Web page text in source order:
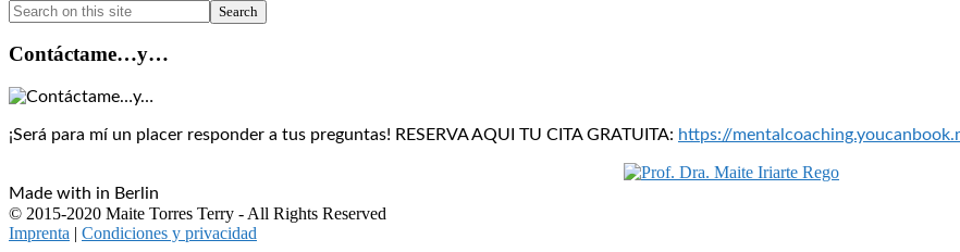
Search
Contáctame…y…
¡Será para mí un placer responder a tus preguntas! RESERVA AQUI TU CITA GRATUITA: https://
Made with in Berlin
© 2015-2020 Maite Torres Terry - All Rights Reserved
Imprenta | Condiciones y privacidad